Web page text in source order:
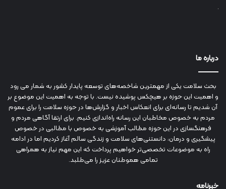
درباره ما
بحث سلامت یکی از مهمترین شاخصه‌های توسعه پایدار کشور به شمار می رود
و اهمیت این حوزه بر هیچکس پوشیده نیست. با توجه به اهمیت این موضوع بر
آن شدیم تا رسانه‌ای برای انعکاس اخبار و گزارش‌ها در حوزه سلامت را برای عموم
مردم به خصوص مخاطبان این رسانه راه‌اندازی کنیم. برای ارتقا آگاهی مردم و
فرهنگسازی در این حوزه مطالب آموزشی به خصوص با مطالبی در خصوص
پیشگیری و درمان، دانستنی‌های سلامت و زندگی سالم آغاز کردیم اما در ادامه
راه به موضوعات تخصصی‌تر خواهیم پرداخت که این مهم نیاز به همراهی
تمامی هموطنان عزیز را می‌طلبد.
خبرنامه